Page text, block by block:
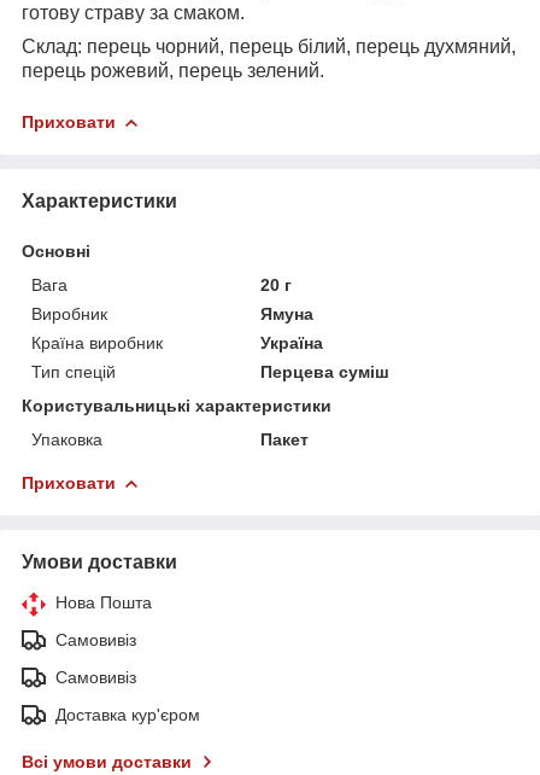
готову страву за смаком.
Склад: перець чорний, перець білий, перець духмяний,
перець рожевий, перець зелений.
Приховати
Характеристики
Основні
Вага
20 г
Виробник
Ямуна
Країна виробник
Україна
Тип спецій
Перцева суміш
Користувальницькі характеристики
Упаковка
Пакет
Приховати
Умови доставки
Нова Пошта
Самовивіз
Самовивіз
Доставка кур'єром
Всі умови доставки